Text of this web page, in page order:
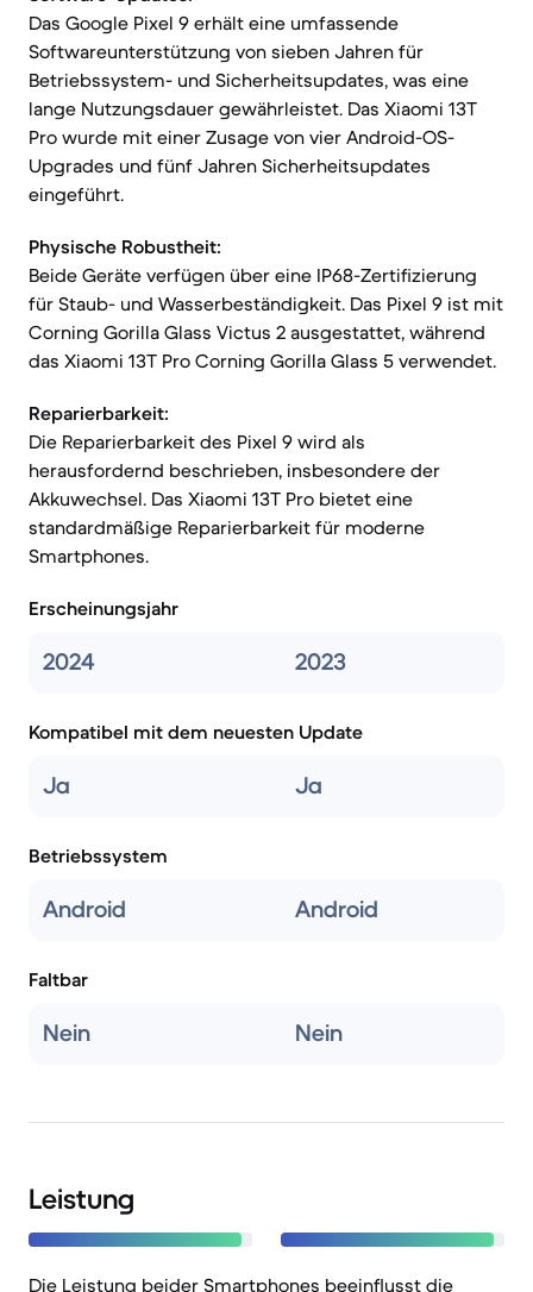
Das Google Pixel 9 erhält eine umfassende
Softwareunterstützung von sieben Jahren für
Betriebssystem- und Sicherheitsupdates, was eine
lange Nutzungsdauer gewährleistet. Das Xiaomi 13T
Pro wurde mit einer Zusage von vier Android-OS-
Upgrades und fünf Jahren Sicherheitsupdates
eingeführt.
Physische Robustheit:
Beide Geräte verfügen über eine IP68-Zertifizierung
für Staub- und Wasserbeständigkeit. Das Pixel 9 ist mit
Corning Gorilla Glass Victus 2 ausgestattet, während
das Xiaomi 13T Pro Corning Gorilla Glass 5 verwendet.
Reparierbarkeit:
Die Reparierbarkeit des Pixel 9 wird als
herausfordernd beschrieben, insbesondere der
Akkuwechsel. Das Xiaomi 13T Pro bietet eine
standardmäßige Reparierbarkeit für moderne
Smartphones.
Erscheinungsjahr
2024 2023
Kompatibel mit dem neuesten Update
Ja Ja
Betriebssystem
Android Android
Faltbar
Nein Nein
Leistung
Die Leistung beider Smartphones beeinflusst die